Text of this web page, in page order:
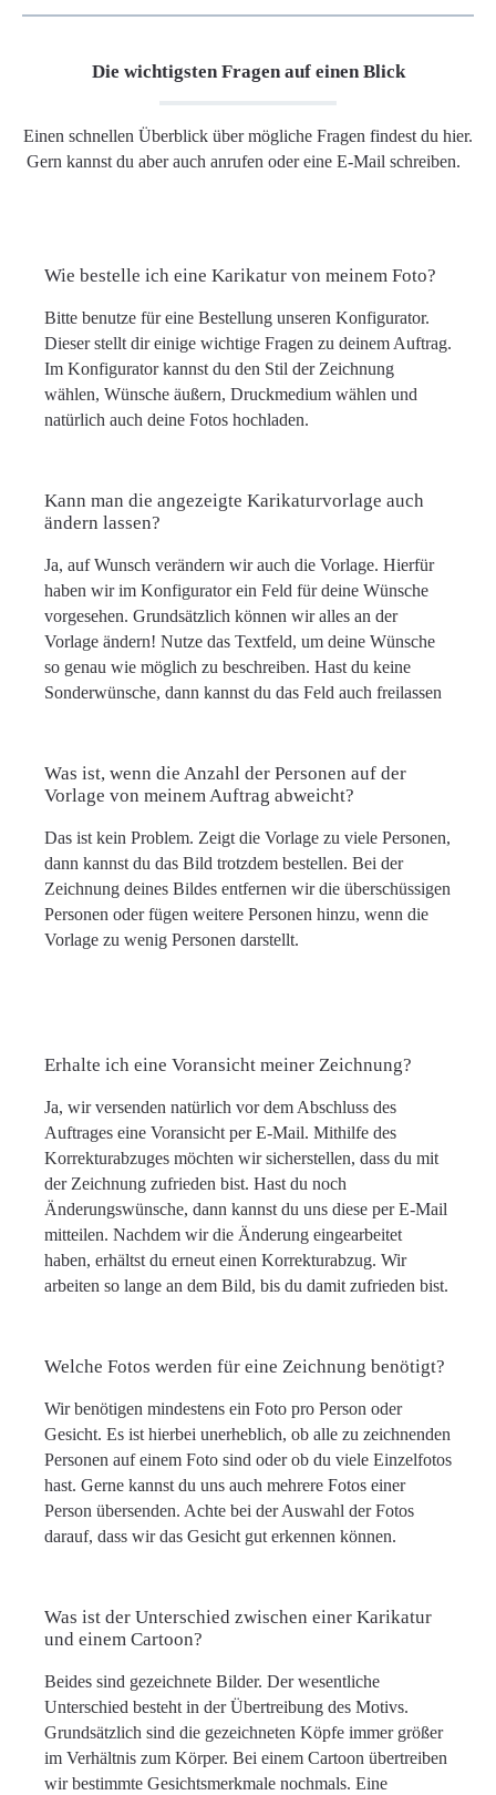
Die wichtigsten Fragen auf einen Blick
Einen schnellen Überblick über mögliche Fragen findest du hier.
Gern kannst du aber auch anrufen oder eine E-Mail schreiben.
Wie bestelle ich eine Karikatur von meinem Foto?
Bitte benutze für eine Bestellung unseren Konfigurator.
Dieser stellt dir einige wichtige Fragen zu deinem Auftrag.
Im Konfigurator kannst du den Stil der Zeichnung
wählen, Wünsche äußern, Druckmedium wählen und
natürlich auch deine Fotos hochladen.
Kann man die angezeigte Karikaturvorlage auch
ändern lassen?
Ja, auf Wunsch verändern wir auch die Vorlage. Hierfür
haben wir im Konfigurator ein Feld für deine Wünsche
vorgesehen. Grundsätzlich können wir alles an der
Vorlage ändern! Nutze das Textfeld, um deine Wünsche
so genau wie möglich zu beschreiben. Hast du keine
Sonderwünsche, dann kannst du das Feld auch freilassen
Was ist, wenn die Anzahl der Personen auf der
Vorlage von meinem Auftrag abweicht?
Das ist kein Problem. Zeigt die Vorlage zu viele Personen,
dann kannst du das Bild trotzdem bestellen. Bei der
Zeichnung deines Bildes entfernen wir die überschüssigen
Personen oder fügen weitere Personen hinzu, wenn die
Vorlage zu wenig Personen darstellt.
Erhalte ich eine Voransicht meiner Zeichnung?
Ja, wir versenden natürlich vor dem Abschluss des
Auftrages eine Voransicht per E-Mail. Mithilfe des
Korrekturabzuges möchten wir sicherstellen, dass du mit
der Zeichnung zufrieden bist. Hast du noch
Änderungswünsche, dann kannst du uns diese per E-Mail
mitteilen. Nachdem wir die Änderung eingearbeitet
haben, erhältst du erneut einen Korrekturabzug. Wir
arbeiten so lange an dem Bild, bis du damit zufrieden bist.
Welche Fotos werden für eine Zeichnung benötigt?
Wir benötigen mindestens ein Foto pro Person oder
Gesicht. Es ist hierbei unerheblich, ob alle zu zeichnenden
Personen auf einem Foto sind oder ob du viele Einzelfotos
hast. Gerne kannst du uns auch mehrere Fotos einer
Person übersenden. Achte bei der Auswahl der Fotos
darauf, dass wir das Gesicht gut erkennen können.
Was ist der Unterschied zwischen einer Karikatur
und einem Cartoon?
Beides sind gezeichnete Bilder. Der wesentliche
Unterschied besteht in der Übertreibung des Motivs.
Grundsätzlich sind die gezeichneten Köpfe immer größer
im Verhältnis zum Körper. Bei einem Cartoon übertreiben
wir bestimmte Gesichtsmerkmale nochmals. Eine